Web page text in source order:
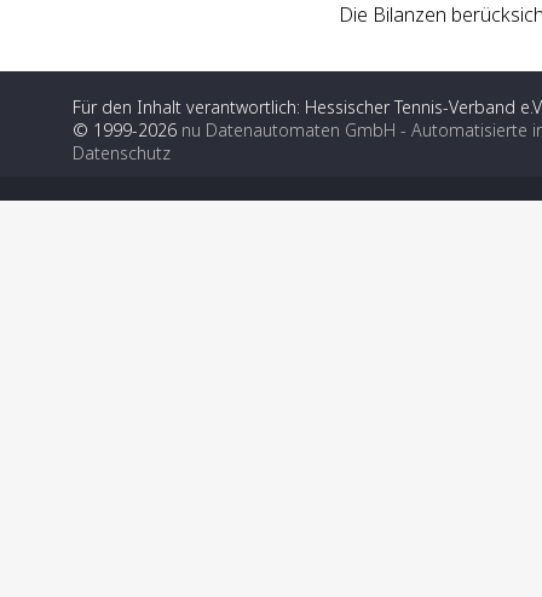
Die Bilanzen
Für den Inhalt verantwortlich: Hessischer Tennis-Verband
© 1999-2026 nu Datenautomaten GmbH - Automatisierte
Datenschutz